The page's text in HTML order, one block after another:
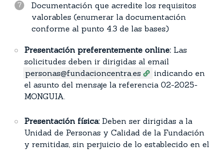
Documentación que acredite los requisitos
valorables (enumerar la documentación
conforme al punto 4.3 de las bases)
Presentación preferentemente online: Las
solicitudes deben ir dirigidas al email
personas@fundacioncentra.es
indicando en
el asunto del mensaje la referencia 02-2025-
MONGUIA.
Presentación física: Deben ser dirigidas a la
Unidad de Personas y Calidad de la Fundación
y remitidas, sin perjuicio de lo establecido en el